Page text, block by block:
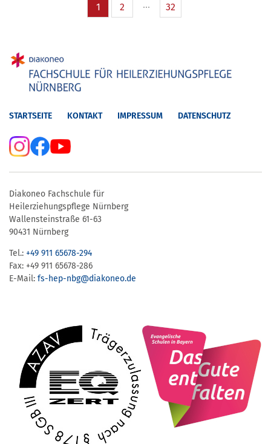
1 2 32
STARTSEITE KONTAKT IMPRESSUM DATENSCHUTZ
Diakoneo Fachschule für
Heilerziehungspflege Nürnberg
Wallensteinstraße 61-63
90431 Nürnberg
Tel.: +49 911 65678-294
Fax: +49 911 65678-286
E-Mail: fs-hep-nbg​@diakoneo.de